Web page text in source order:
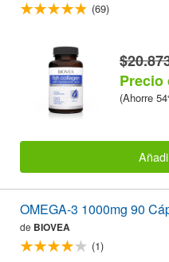
(69)
Precio
(Ahorre
OMEGA-3 1000mg 90
de BIOVEA
(1)